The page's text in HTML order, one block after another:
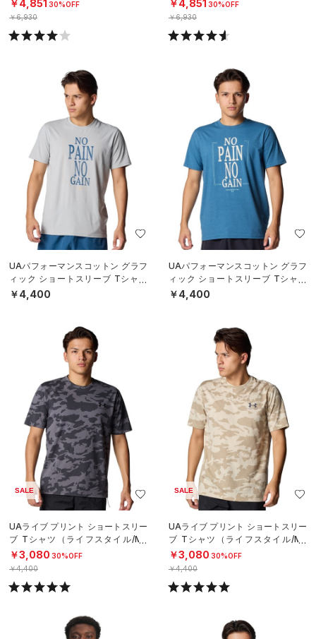
￥4,851 30%OFF
￥6,930
￥4,851 30%OFF
￥6,930
UAパフォーマンスコットン グラフ
ィック ショートスリーブ Tシャツ
（ライフスタイル/MEN）
￥4,400
UAパフォーマンスコットン グラフ
ィック ショートスリーブ Tシャツ
（ライフスタイル/MEN）
￥4,400
SALE
UAライブ プリント ショートスリー
ブ Tシャツ（ライフスタイル/ME
N）
￥3,080 30%OFF
￥4,400
SALE
UAライブ プリント ショートスリー
ブ Tシャツ（ライフスタイル/ME
N）
￥3,080 30%OFF
￥4,400